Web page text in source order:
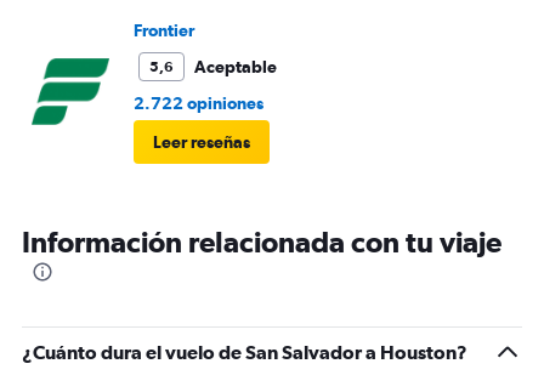
Frontier
5,6
Aceptable
2.722 opiniones
Leer reseñas
Información relacionada con tu viaje
¿Cuánto dura el vuelo de San Salvador a Houston?